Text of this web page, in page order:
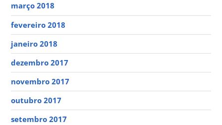
março 2018
fevereiro 2018
janeiro 2018
dezembro 2017
novembro 2017
outubro 2017
setembro 2017